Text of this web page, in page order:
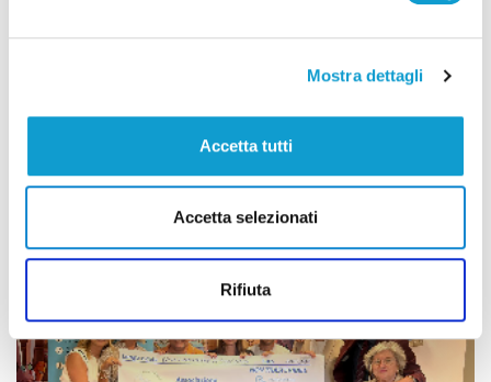
Mostra dettagli
Accetta tutti
Accetta selezionati
Rifiuta